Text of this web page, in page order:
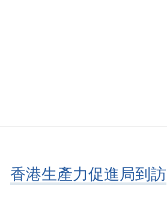
香港生產力促進局到訪